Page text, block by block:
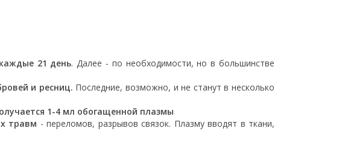
21 день. Далее - по необходимости, но в большинстве
и ресниц. Последние, возможно, и не станут в несколько
1-4 мл обогащенной плазмы
травм - переломов, разрывов связок. Плазму вводят в ткани,